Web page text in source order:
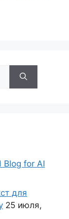
Blog for AI
для
25 июля,